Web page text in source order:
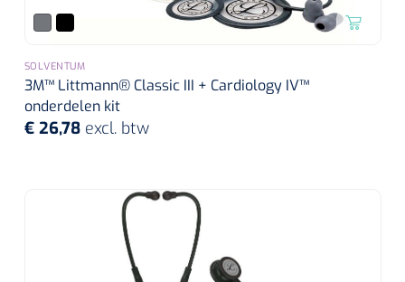
Alginaten
Diversen
Kleeflaag removers
Verbandhaakjes
Nierbekken
SOLVENTUM
3M™ Littmann® Classic III + Cardiology IV™
onderdelen kit
€ 26,78 excl. btw